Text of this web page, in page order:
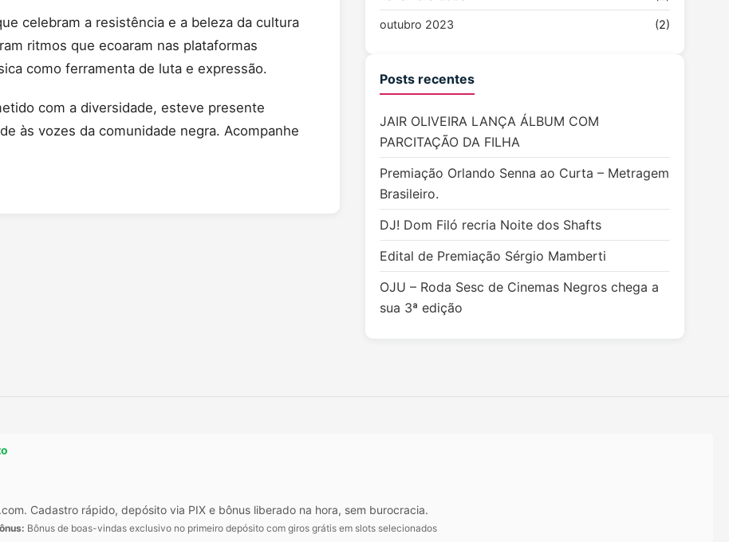
celebram a resistência e a beleza da cultura
ritmos que ecoaram nas plataformas
como ferramenta de luta e expressão.
com a diversidade, esteve presente
às vozes da comunidade negra. Acompanhe
outubro 2023 (2)
Posts recentes
JAIR OLIVEIRA LANÇA ÁLBUM COM
PARCITAÇÃO DA FILHA
Premiação Orlando Senna ao Curta – Metragem
Brasileiro.
DJ! Dom Filó recria Noite dos Shafts
Edital de Premiação Sérgio Mamberti
OJU – Roda Sesc de Cinemas Negros chega a
sua 3ª edição
Cadastro rápido, depósito via PIX e bônus liberado na hora, sem burocracia.
Bônus de boas-vindas exclusivo no primeiro depósito com giros grátis em slots selecionados